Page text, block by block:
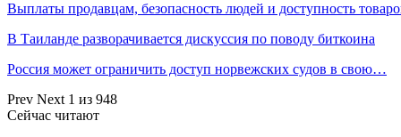
Выплаты продавцам, безопасность людей и доступность
В Таиланде разворачивается дискуссия по поводу биткоина
Россия может ограничить доступ норвежских судов в свою…
Prev Next 1 из 948
Сейчас читают